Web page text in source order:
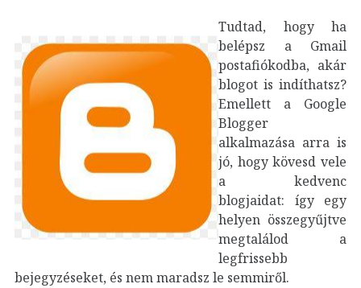
Tudtad, hogy ha
belépsz a Gmail
postafiókodba, akár
blogot is indíthatsz?
Emellett a Google
Blogger
alkalmazása arra is
jó, hogy kövesd vele
a kedvenc
blogjaidat: így egy
helyen összegyűjtve
megtalálod a
legfrissebb
bejegyzéseket, és nem maradsz le semmiről.